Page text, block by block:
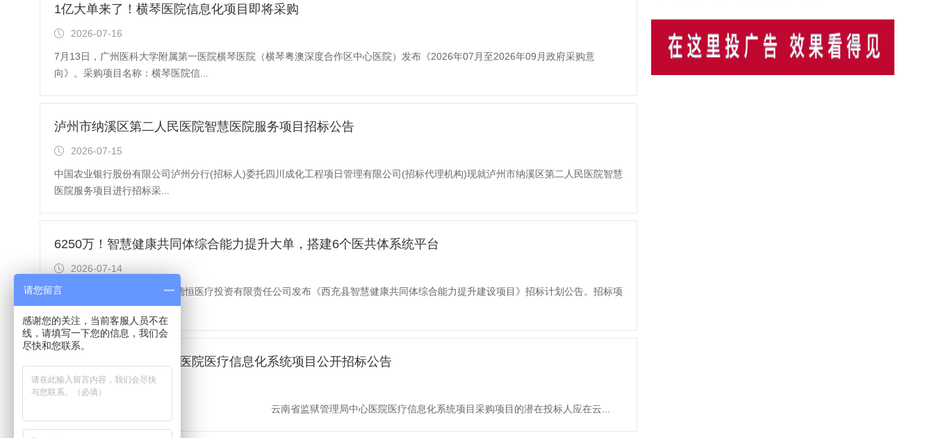
1亿大单来了！横琴医院信息化项目即将采购
2026-07-16
7月13日，广州医科大学附属第一医院横琴医院（横琴粤澳深度合作区中心医院）发布《2026年07月至2026年09月政府采购意
向》。采购项目名称：横琴医院信...
泸州市纳溪区第二人民医院智慧医院服务项目招标公告
2026-07-15
中国农业银行股份有限公司泸州分行(招标人)委托四川成化工程项日管理有限公司(招标代理机构)现就泸州市纳溪区第二人民医院智慧
医院服务项目进行招标采...
6250万！智慧健康共同体综合能力提升大单，搭建6个医共体系统平台
2026-07-14
2026 年 7 月 10 日，西充县德恒医疗投资有限责任公司发布《西充县智慧健康共同体综合能力提升建设项目》招标计划公告。招标项
目概况：建设西充县紧密...
云南省监狱管理局中心医院医疗信息化系统项目公开招标公告
2026-07-14
项目概况 云南省监狱管理局中心医院医疗信息化系统项目采购项目的潜在投标人应在云...
请您留言
感谢您的关注，当前客服人员不在
线，请填写一下您的信息，我们会
尽快和您联系。